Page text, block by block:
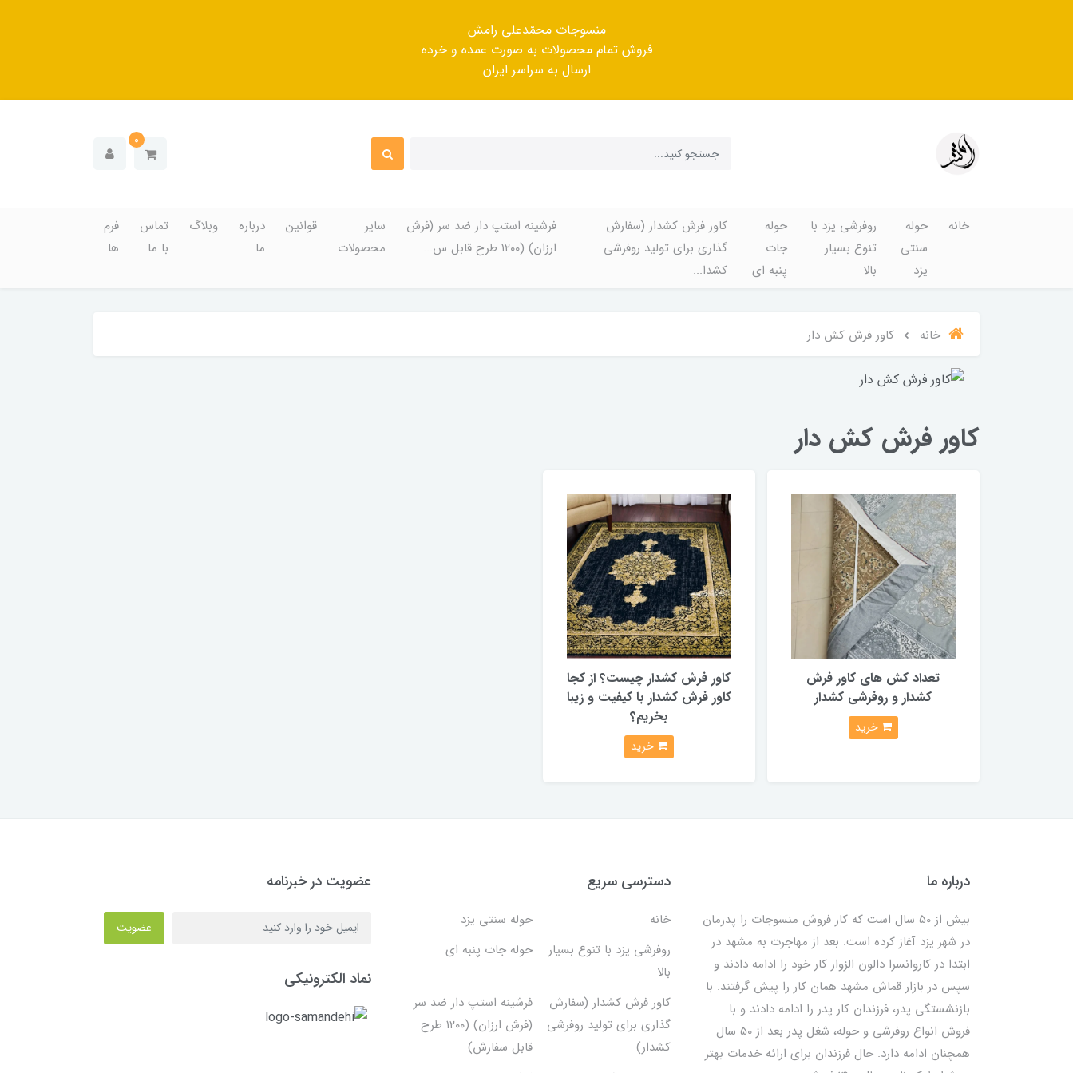
منسوجات محمّدعلی رامش
فروش تمام محصولات به صورت عمده و خرده
ارسال به سراسر ایران
0
خانه
حوله
سنتی
یزد
روفرشی یزد با
تنوع بسیار
بالا
حوله
جات
پنبه ای
کاور فرش کشدار (سفارش
گذاری برای تولید روفرشی
کشدا...
فرشینه استپ دار ضد سر (فرش
ارزان) (۱۲۰۰ طرح قابل س...
سایر
محصولات
قوانین
درباره
ما
وبلاگ
تماس
با ما
فرم
ها
خانه کاور فرش کش دار
کاور فرش کش دار
تعداد کش های کاور فرش
کشدار و روفرشی کشدار
خرید
کاور فرش کشدار چیست؟ از کجا
کاور فرش کشدار با کیفیت و زیبا
بخریم؟
خرید
درباره ما
بیش از 50 سال است که کار فروش منسوجات را پدرمان
در شهر یزد آغاز کرده است. بعد از مهاجرت به مشهد در
ابتدا در کاروانسرا دالون الزوار کار خود را ادامه دادند و
سپس در بازار قماش مشهد همان کار را پیش گرفتند. با
بازنشستگی پدر، فرزندان کار پدر را ادامه دادند و با
فروش انواع روفرشی و حوله، شغل پدر بعد از 50 سال
همچنان ادامه دارد. حال فرزندان برای ارائه خدمات بهتر
دسترسی سریع
خانه
حوله سنتی یزد
روفرشی یزد با تنوع بسیار
بالا
حوله جات پنبه ای
کاور فرش کشدار (سفارش
گذاری برای تولید روفرشی
کشدار)
فرشینه استپ دار ضد سر
(فرش ارزان) (۱۲۰۰ طرح
قابل سفارش)
عضویت در خبرنامه
عضویت
نماد الکترونیکی